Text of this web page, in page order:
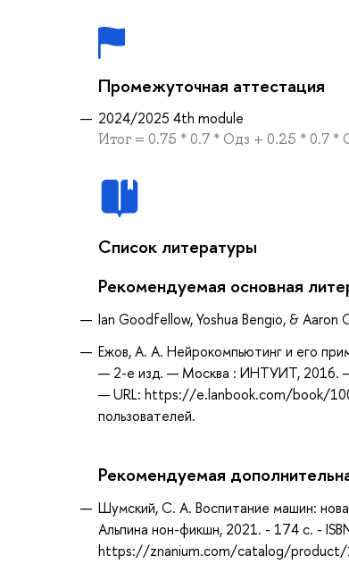
Промежуточная аттестация
2024/2025 4th module
Итог = 0.75 * 0.7 * Одз + 0.25 * 0.7
Список литературы
Рекомендуемая основная
Ian Goodfellow, Yoshua Bengio, &
Ежов, А. А. Нейрокомпьютинг и его
— 2-е изд. — Москва : ИНТУИТ, 2016. —
— URL: https://e.lanbook.com/book/
пользователей.
Рекомендуемая
Шумский, С. А. Воспитание машин:
Альпина нон-фикшн, 2021. - 174 с. -
https://znanium.com/catalog/product/